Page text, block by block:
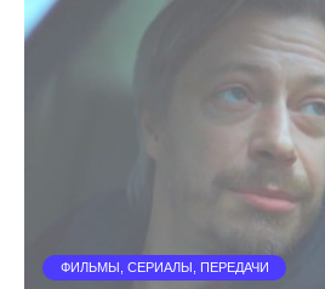
ФИЛЬМЫ, СЕРИАЛЫ, ПЕРЕДАЧИ